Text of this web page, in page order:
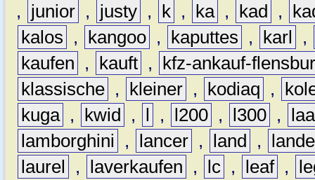
,
junior , justy , k , ka , kad ,
kalos
, kangoo , kaputtes , karl
,
kaufen
, kauft ,
kfz-ankauf-
klassische , kleiner , kodiaq ,
kuga , kwid , l , l200 , l300 ,
lamborghini
, lancer , land ,
laurel
, laverkaufen , lc , leaf ,